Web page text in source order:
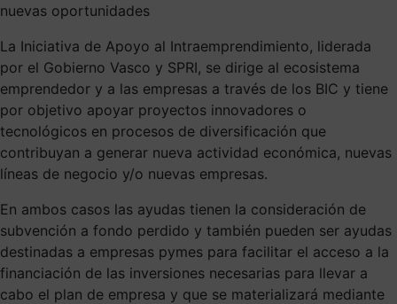
nuevas oportunidades
La Iniciativa de Apoyo al Intraemprendimiento, liderada
por el Gobierno Vasco y SPRI, se dirige al ecosistema
emprendedor y a las empresas a través de los BIC y tiene
por objetivo apoyar proyectos innovadores o
tecnológicos en procesos de diversificación que
contribuyan a generar nueva actividad económica, nuevas
líneas de negocio y/o nuevas empresas.
En ambos casos las ayudas tienen la consideración de
subvención a fondo perdido y también pueden ser ayudas
destinadas a empresas pymes para facilitar el acceso a la
financiación de las inversiones necesarias para llevar a
cabo el plan de empresa y que se materializará mediante